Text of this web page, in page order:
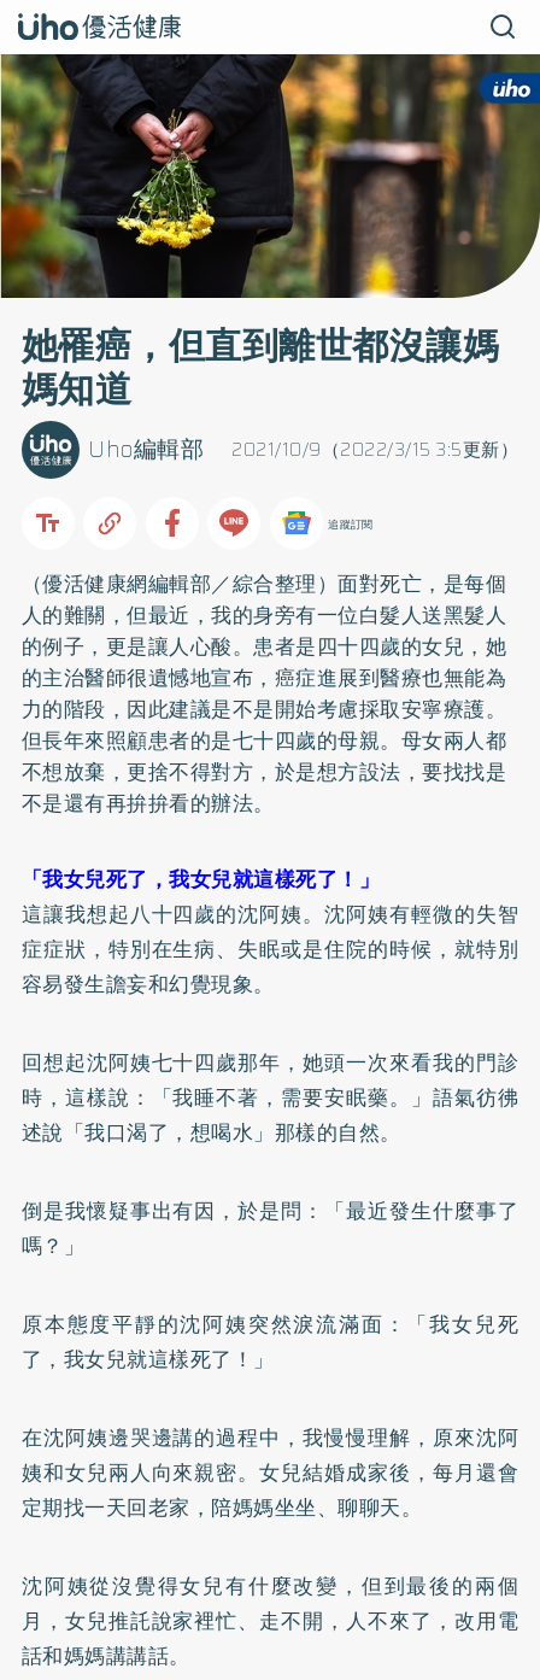
她罹癌，但直到離世都沒讓媽
媽知道
2021/10/9（2022/3/15 3:5更新）
Uho編輯部
追蹤訂閱
（優活健康網編輯部／綜合整理）面對死亡，是每個
人的難關，但最近，我的身旁有一位白髮人送黑髮人
的例子，更是讓人心酸。患者是四十四歲的女兒，她
的主治醫師很遺憾地宣布，癌症進展到醫療也無能為
力的階段，因此建議是不是開始考慮採取安寧療護。
但長年來照顧患者的是七十四歲的母親。母女兩人都
不想放棄，更捨不得對方，於是想方設法，要找找是
不是還有再拚拚看的辦法。
「我女兒死了，我女兒就這樣死了！」
這讓我想起八十四歲的沈阿姨。沈阿姨有輕微的失智
症症狀，特別在生病、 失眠或是住院的時候，就特別
容易發生譫妄和幻覺現象。
回想起沈阿姨七十四歲那年，她頭一次來看我的門診
時，這樣說：「我睡不著，需要安眠藥。」語氣彷彿
述說「我口渴了，想喝水」那樣的自然。
倒是我懷疑事出有因，於是問：「最近發生什麼事了
嗎？」
原本態度平靜的沈阿姨突然淚流滿面：「我女兒死
了，我女兒就這樣死了！」
在沈阿姨邊哭邊講的過程中，我慢慢理解，原來沈阿
姨和女兒兩人向來親密。女兒結婚成家後，每月還會
定期找一天回老家，陪媽媽坐坐、聊聊天。
沈阿姨從沒覺得女兒有什麼改變，但到最後的兩個
月，女兒推託說家裡忙、走不開，人不來了，改用電
話和媽媽講講話。